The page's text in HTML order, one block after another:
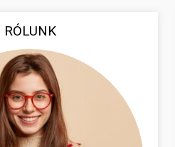
RÓLUNK